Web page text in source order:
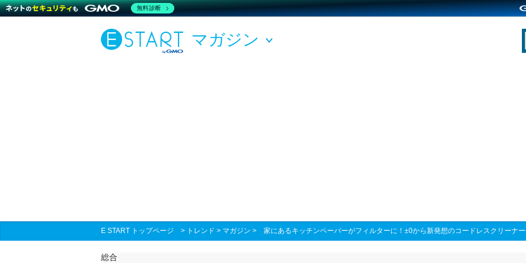
マガジン
E START トップページ > トレンド > マガジン > 家にあるキッチンペーパーがフィルターに！±0から新発想のコードレスクリーナ
総合
無料診断